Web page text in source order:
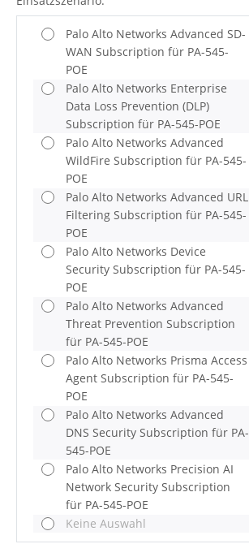
Palo Alto Networks Advanced SD-
WAN Subscription für PA-545-
POE
Palo Alto Networks Enterprise
Data Loss Prevention (DLP)
Subscription für PA-545-POE
Palo Alto Networks Advanced
WildFire Subscription für PA-545-
POE
Palo Alto Networks Advanced URL
Filtering Subscription für PA-545-
POE
Palo Alto Networks Device
Security Subscription für PA-545-
POE
Palo Alto Networks Advanced
Threat Prevention Subscription
für PA-545-POE
Palo Alto Networks Prisma Access
Agent Subscription für PA-545-
POE
Palo Alto Networks Advanced
DNS Security Subscription für PA-
545-POE
Palo Alto Networks Precision AI
Network Security Subscription
für PA-545-POE
Keine Auswahl